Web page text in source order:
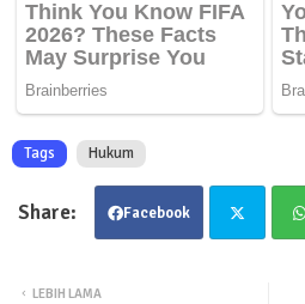
Tags Hukum
Facebook
LEBIH LAMA